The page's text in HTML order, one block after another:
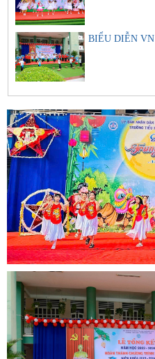
BIỂU DIỄN VN